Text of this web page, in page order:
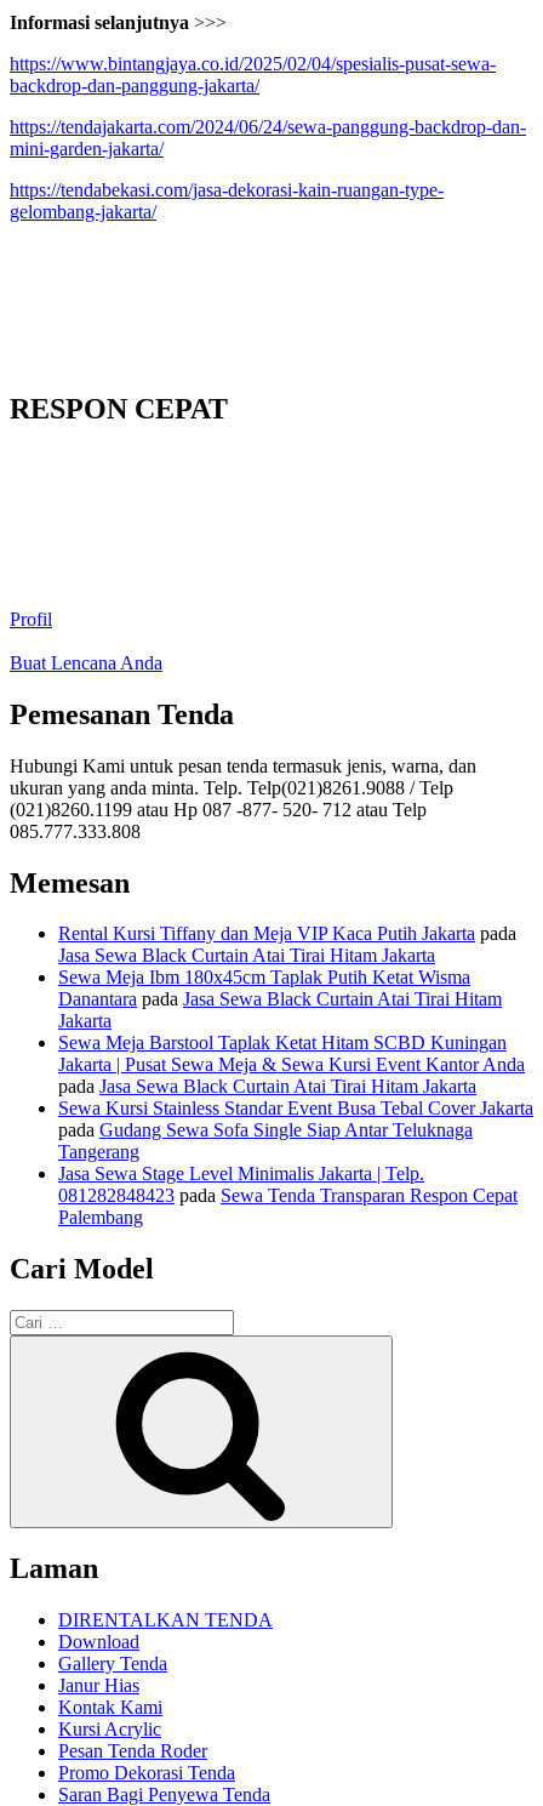
Informasi selanjutnya >>>
https://www.bintangjaya.co.id/2025/02/04/spesialis-pusat-sewa-
backdrop-dan-panggung-jakarta/
https://tendajakarta.com/2024/06/24/sewa-panggung-backdrop-dan-
mini-garden-jakarta/
https://tendabekasi.com/jasa-dekorasi-kain-ruangan-type-
gelombang-jakarta/
RESPON CEPAT
Profil
Buat Lencana Anda
Pemesanan Tenda
Hubungi Kami untuk pesan tenda termasuk jenis, warna, dan
ukuran yang anda minta. Telp. Telp(021)8261.9088 / Telp
(021)8260.1199 atau Hp 087 -877- 520- 712 atau Telp
085.777.333.808
Memesan
Rental Kursi Tiffany dan Meja VIP Kaca Putih Jakarta pada
Jasa Sewa Black Curtain Atai Tirai Hitam Jakarta
Sewa Meja Ibm 180x45cm Taplak Putih Ketat Wisma
Danantara pada Jasa Sewa Black Curtain Atai Tirai Hitam
Jakarta
Sewa Meja Barstool Taplak Ketat Hitam SCBD Kuningan
Jakarta | Pusat Sewa Meja & Sewa Kursi Event Kantor Anda
pada Jasa Sewa Black Curtain Atai Tirai Hitam Jakarta
Sewa Kursi Stainless Standar Event Busa Tebal Cover Jakarta
pada Gudang Sewa Sofa Single Siap Antar Teluknaga
Tangerang
Jasa Sewa Stage Level Minimalis Jakarta | Telp.
081282848423 pada Sewa Tenda Transparan Respon Cepat
Palembang
Cari Model
Pencarian
untuk:
Laman
DIRENTALKAN TENDA
Download
Gallery Tenda
Janur Hias
Kontak Kami
Kursi Acrylic
Pesan Tenda Roder
Promo Dekorasi Tenda
Saran Bagi Penyewa Tenda